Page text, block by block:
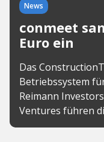
News
conmeet
Euro ein
Das
Betriebssystem
Reimann
Ventures führen